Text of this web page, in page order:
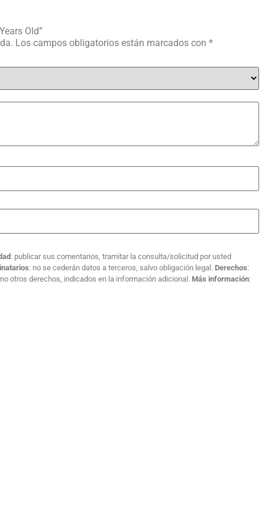
Old”
Los campos obligatorios están marcados con *
: publicar sus comentarios, tramitar la consulta/solicitud por usted
: no se cederán datos a terceros, salvo obligación legal. Derechos:
otros derechos, indicados en la información adicional. Más información: